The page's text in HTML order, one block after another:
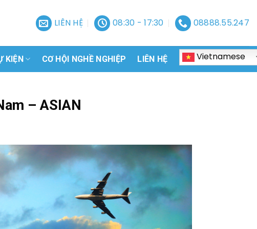
LIÊN HỆ 08:30 - 17:30 08888.55.247
KIỆN CƠ HỘI NGHỀ NGHIỆP LIÊN HỆ Vietnamese
– ASIAN